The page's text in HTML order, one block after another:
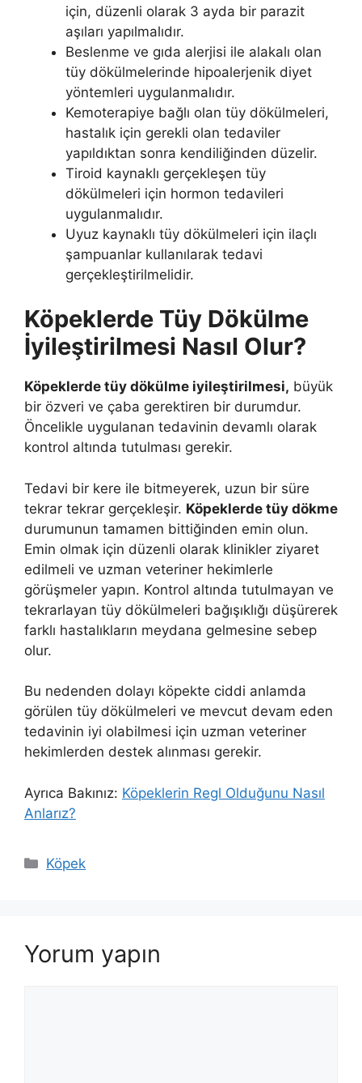
için, düzenli olarak 3 ayda bir parazit
aşıları yapılmalıdır.
Beslenme ve gıda alerjisi ile alakalı olan
tüy dökülmelerinde hipoalerjenik diyet
yöntemleri uygulanmalıdır.
Kemoterapiye bağlı olan tüy dökülmeleri,
hastalık için gerekli olan tedaviler
yapıldıktan sonra kendiliğinden düzelir.
Tiroid kaynaklı gerçekleşen tüy
dökülmeleri için hormon tedavileri
uygulanmalıdır.
Uyuz kaynaklı tüy dökülmeleri için ilaçlı
şampuanlar kullanılarak tedavi
gerçekleştirilmelidir.
Köpeklerde Tüy Dökülme
İyileştirilmesi Nasıl Olur?
Köpeklerde tüy dökülme iyileştirilmesi, büyük
bir özveri ve çaba gerektiren bir durumdur.
Öncelikle uygulanan tedavinin devamlı olarak
kontrol altında tutulması gerekir.
Tedavi bir kere ile bitmeyerek, uzun bir süre
tekrar tekrar gerçekleşir. Köpeklerde tüy dökme
durumunun tamamen bittiğinden emin olun.
Emin olmak için düzenli olarak klinikler ziyaret
edilmeli ve uzman veteriner hekimlerle
görüşmeler yapın. Kontrol altında tutulmayan ve
tekrarlayan tüy dökülmeleri bağışıklığı düşürerek
farklı hastalıkların meydana gelmesine sebep
olur.
Bu nedenden dolayı köpekte ciddi anlamda
görülen tüy dökülmeleri ve mevcut devam eden
tedavinin iyi olabilmesi için uzman veteriner
hekimlerden destek alınması gerekir.
Ayrıca Bakınız: Köpeklerin Regl Olduğunu Nasıl
Anlarız?
Kategoriler
Köpek
Yorum yapın